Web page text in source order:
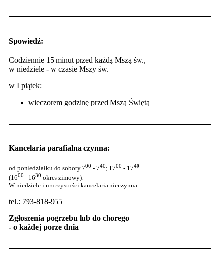
Spowiedź:
Codziennie 15 minut przed każdą Mszą św.,
w niedziele - w czasie Mszy św.
w I piątek:
wieczorem godzinę przed Mszą Świętą
Kancelaria parafialna czynna:
od poniedziałku do soboty 700 - 740; 1700 - 1740
(1600 - 1630 okres zimowy).
W niedziele i uroczystości kancelaria nieczynna.
tel.: 793-818-955
Zgłoszenia pogrzebu lub do chorego
- o każdej porze dnia